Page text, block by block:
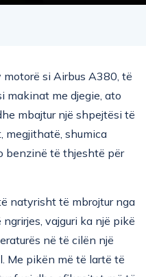
si Airbus A380, të
makinat me djegie, ato
mbajtur një shpejtësi të
megjithatë, shumica
benzinë ​​të thjeshtë për
natyrisht të mbrojtur nga
vajguri ka një pikë
në të cilën një
Me pikën më të lartë të